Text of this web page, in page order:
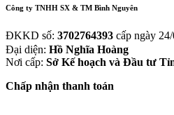
Công ty TNHH SX & TM Bình Nguyên
ĐKKD số: 3702764393 cấp ngày
Đại diện: Hồ Nghĩa Hoàng
Nơi cấp: Sở Kế hoạch và Đầu tư
Chấp nhận thanh toán